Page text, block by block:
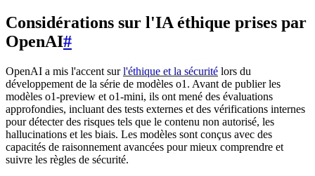
Considérations sur l'IA éthique prises par
OpenAI#
OpenAI a mis l'accent surl'éthique et la sécurité lors du
développement de la série de modèles o1. Avant de publier les
modèles o1-preview et o1-mini, ils ont mené des évaluations
approfondies, incluant des tests externes et des vérifications internes
pour détecter des risques tels que le contenu non autorisé, les
hallucinations et les biais. Les modèles sont conçus avec des
capacités de raisonnement avancées pour mieux comprendre et
suivre les règles de sécurité.